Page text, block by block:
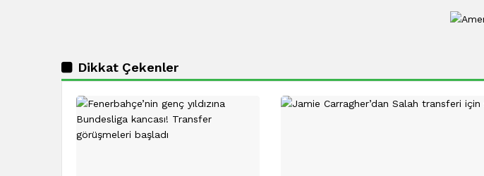
Dikkat Çekenler